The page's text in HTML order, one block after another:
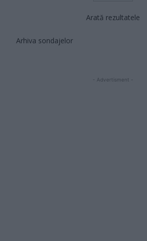
Arată rezultatele
Arhiva sondajelor
- Advertisment -